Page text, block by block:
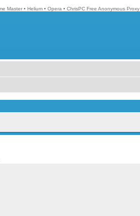
Master • Helium • Opera • ChrisPC Free Anonymous Proxy